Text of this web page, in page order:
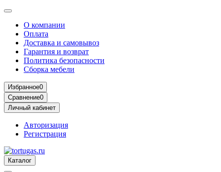
О компании
Оплата
Доставка и самовывоз
Гарантия и возврат
Политика безопасности
Сборка мебели
Избранное0
Сравнение0
Личный кабинет
Авторизация
Регистрация
Каталог